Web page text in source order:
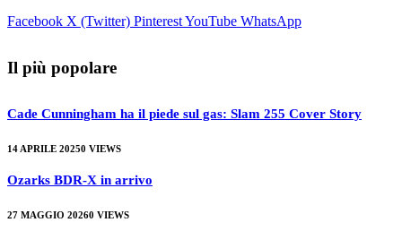
Facebook X (Twitter) PinterestYouTube WhatsApp
Il più popolare
Cade Cunningham ha il piede sul gas: Slam 255 Cover Story
14 APRILE 20250 VIEWS
Ozarks BDR-X in arrivo
27 MAGGIO 20260 VIEWS